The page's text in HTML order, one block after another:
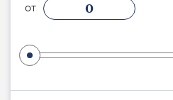
от 0